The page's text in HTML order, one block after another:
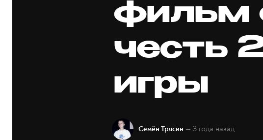
фильм
честь
игры
Семён Трясин — 3 года назад